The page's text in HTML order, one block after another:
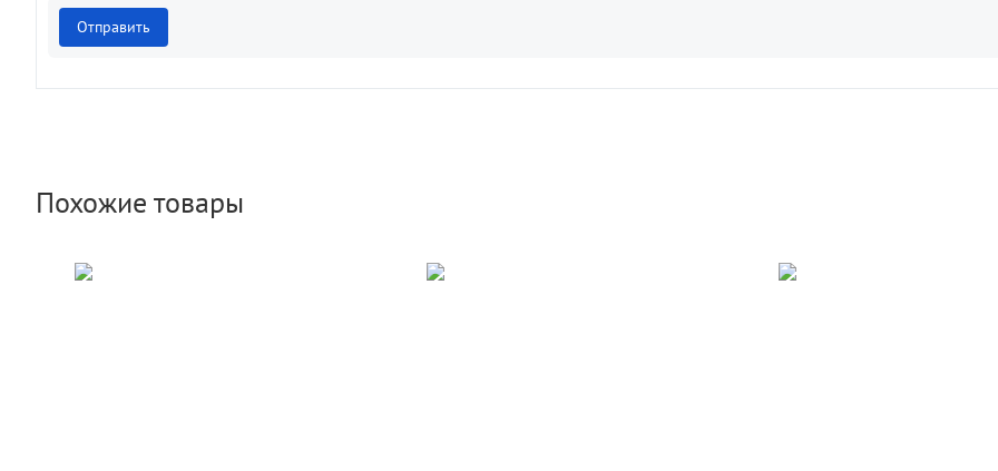
Отправить
Похожие товары